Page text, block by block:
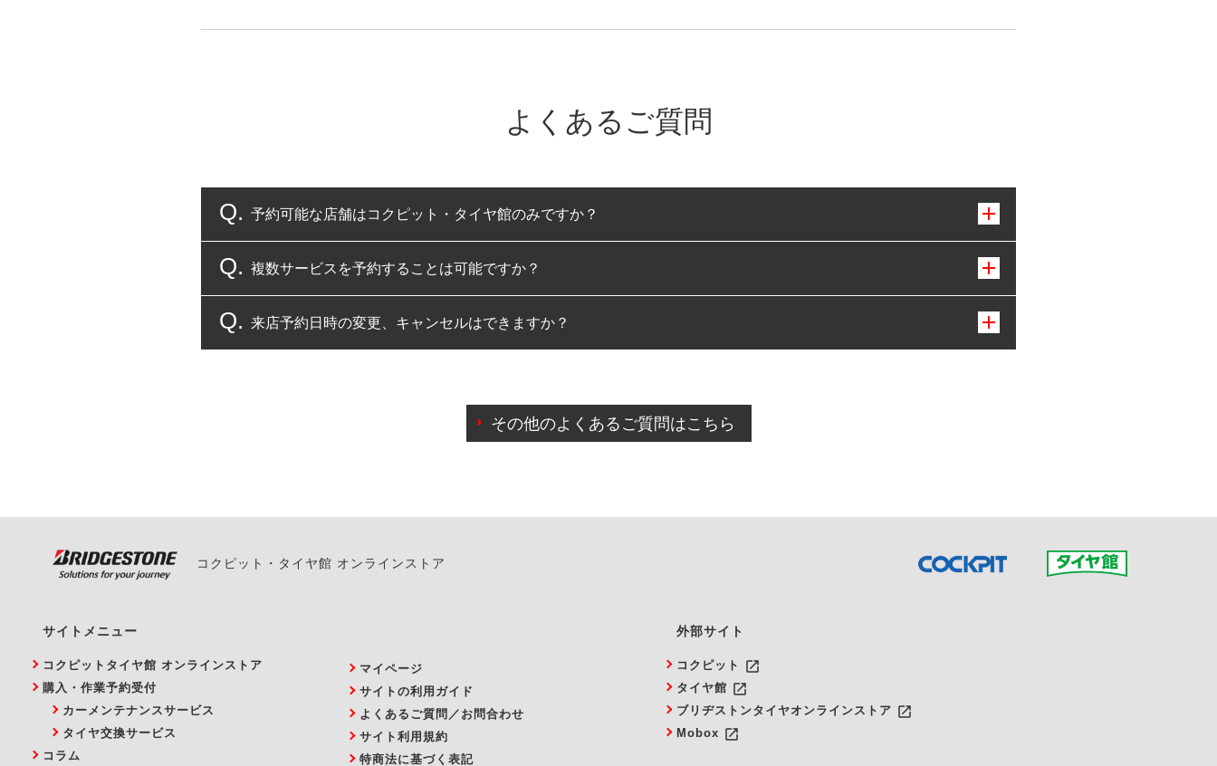
よくあるご質問
予約可能な店舗はコクピット・タイヤ館のみですか？
コクピット・タイヤ館のみとなります。
複数サービスを予約することは可能ですか？
複数サービスのご予約は可能です。
来店予約日時の変更、キャンセルはできますか？
また、やむを得ない事由によりご予約のキャンセルをご希望の際は、直接ご予約いただいた店舗へご連絡くださ
その他のよくあるご質問はこちら
コクピット・タイヤ館 オンラインストア
サイトメニュー
コクピットタイヤ館 オンラインストア
購入・作業予約受付
カーメンテナンスサービス
タイヤ交換サービス
コラム
マイページ
サイトの利用ガイド
よくあるご質問／お問合わせ
サイト利用規約
特商法に基づく表記
外部サイト
コクピット launch
タイヤ館 launch
ブリヂストンタイヤオンラインストア launch
Mobox launch